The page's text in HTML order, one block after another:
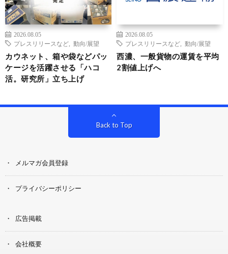
2026.08.05
プレスリリースなど
動向/展望
カウネット、箱や袋などパッ
ケージを活躍させる「ハコ
活。研究所」立ち上げ
2026.08.05
プレスリリースなど
動向/展望
西濃、一般貨物の運賃を平均
2割値上げへ
Back to Top
メルマガ会員登録
プライバシーポリシー
広告掲載
会社概要